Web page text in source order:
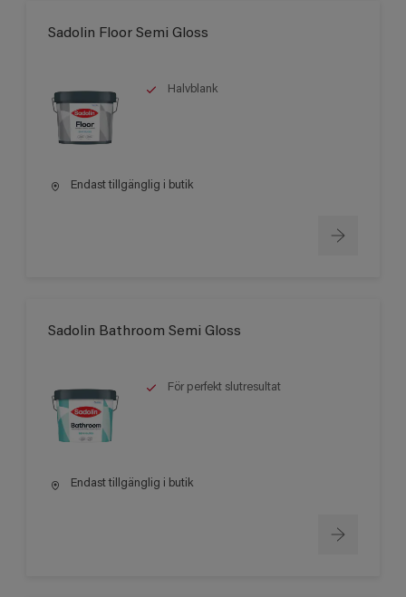
Sadolin Floor Semi Gloss
Halvblank
Endast tillgänglig i butik
Sadolin Bathroom Semi Gloss
För perfekt slutresultat
Endast tillgänglig i butik